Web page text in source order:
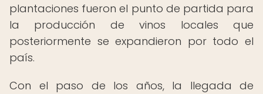
plantaciones fueron el punto de partida para
la producción de vinos locales que
posteriormente se expandieron por todo el
país.
Con el paso de los años, la llegada de